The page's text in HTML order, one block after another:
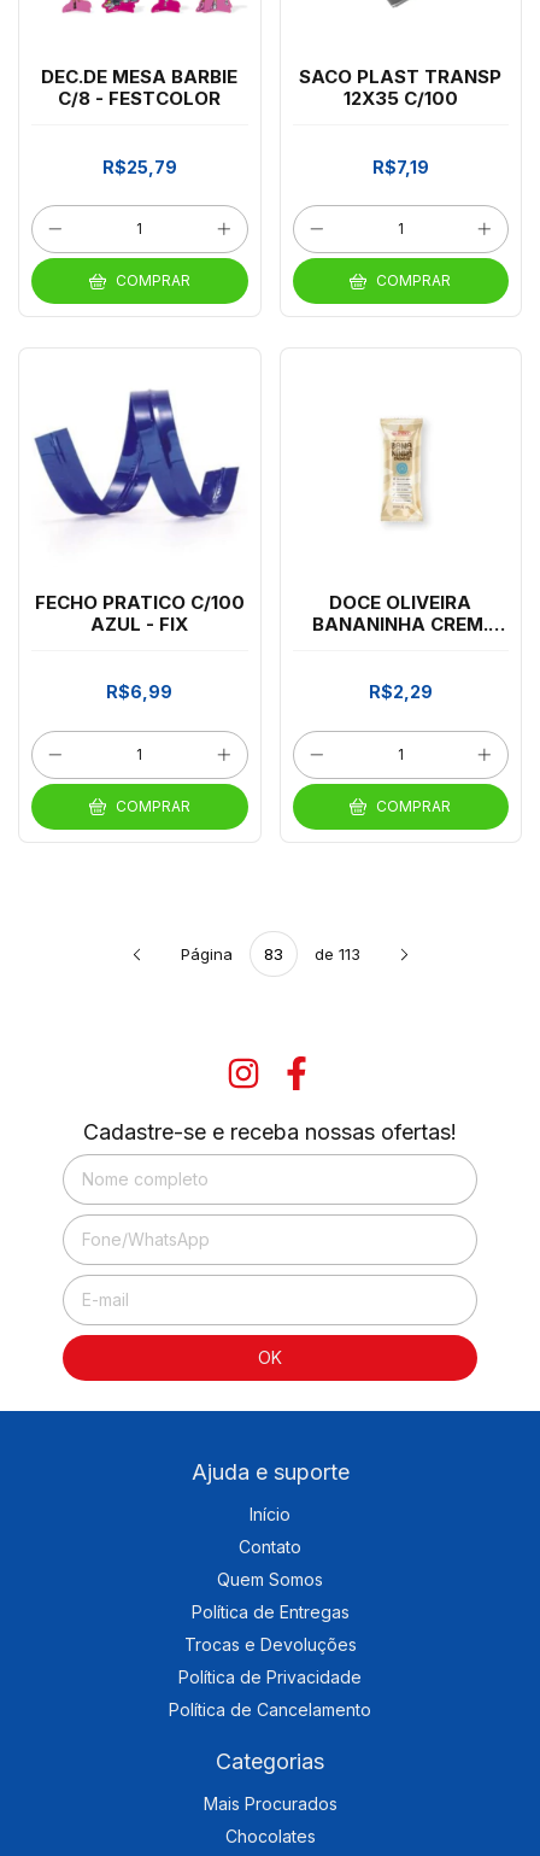
DEC.DE MESA BARBIE
C/8 - FESTCOLOR
R$25,79
COMPRAR
SACO PLAST TRANSP
12X35 C/100
R$7,19
COMPRAR
FECHO PRATICO C/100
AZUL - FIX
R$6,99
COMPRAR
DOCE OLIVEIRA
BANANINHA CREM.
R$2,29
COMPRAR
Página de 113
Cadastre-se e receba nossas ofertas!
Ajuda e suporte
Início
Contato
Quem Somos
Política de Entregas
Trocas e Devoluções
Política de Privacidade
Política de Cancelamento
Categorias
Mais Procurados
Chocolates